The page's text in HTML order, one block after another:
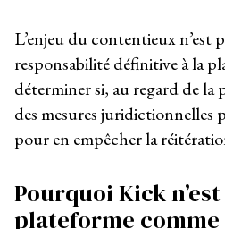
L’enjeu du contentieux n’est
responsabilité définitive à la
déterminer si, au regard de la
des mesures juridictionnelles
pour en empêcher la
Pourquoi Kick
plateforme comme